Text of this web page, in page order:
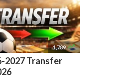
1,789 
2027 Transfer